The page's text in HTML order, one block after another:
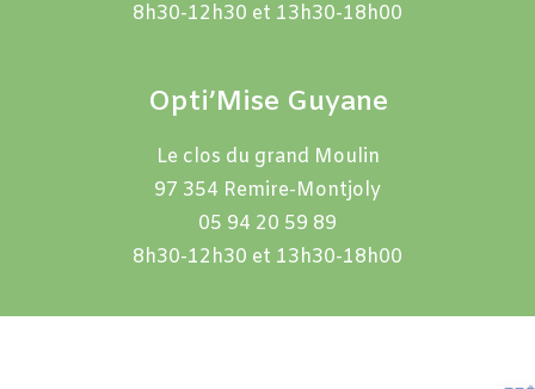
8h30-12h30 et 13h30-18h00
Opti’Mise Guyane
Le clos du grand Moulin
97 354 Remire-Montjoly
05 94 20 59 89
8h30-12h30 et 13h30-18h00